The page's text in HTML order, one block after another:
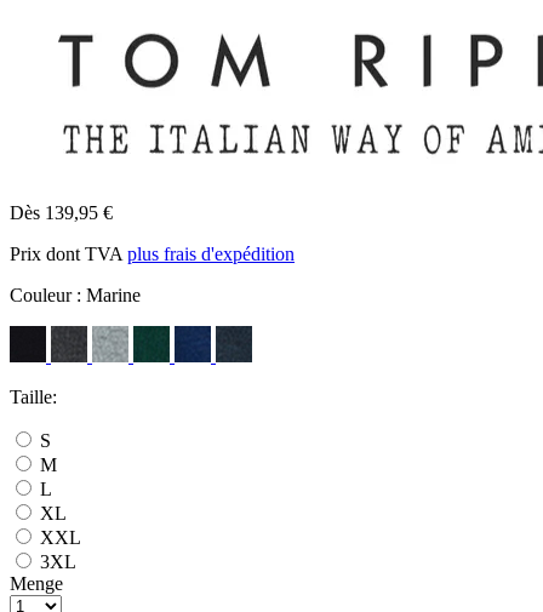
Dès 139,95 €
Prix dont TVA plus frais d'expédition
Couleur : Marine
Taille:
S
M
L
XL
XXL
3XL
Menge